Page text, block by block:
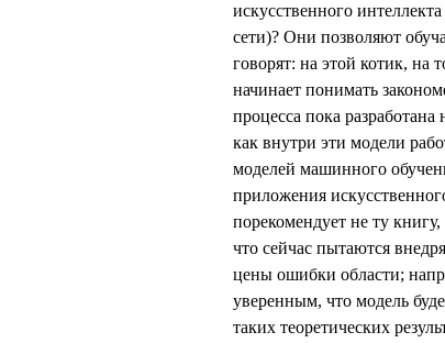
искусственного
сети)? Они позволяют
говорят: на этой котик, на
начинает понимать
процесса пока
как внутри эти модели
моделей машинного
приложения
порекомендует не ту
что сейчас пытаются
цены ошибки области;
уверенным, что модель
таких теоретических